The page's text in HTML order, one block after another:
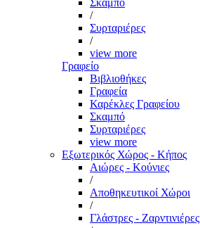
Σκαμπό
/
Συρταριέρες
/
view more
Γραφείο
Βιβλιοθήκες
Γραφεία
Καρέκλες Γραφείου
Σκαμπό
Συρταριέρες
view more
Εξωτερικός Χώρος - Κήπος
Αιώρες - Κούνιες
/
Αποθηκευτικοί Χώροι
/
Γλάστρες - Ζαρντινιέρες